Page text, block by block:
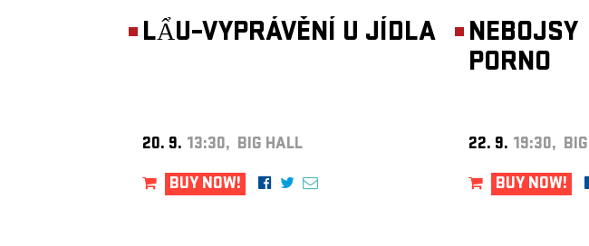
LẨU–VYPRÁVĚNÍ U JÍDLA
20. 9. 13:30, BIG HALL
BUY NOW!
PORNO
22. 9. 19:30,
BUY NOW!